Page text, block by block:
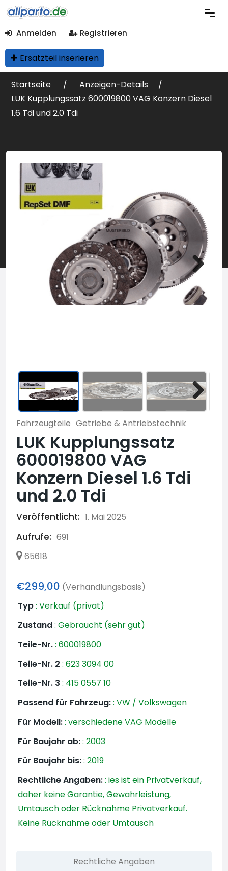
Anmelden Registrieren
Ersatzteil inserieren
Startseite
Anzeigen-Details
LUK Kupplungssatz 600019800 VAG Konzern Diesel
1.6 Tdi und 2.0 Tdi
Fahrzeugteile Getriebe & Antriebstechnik
LUK Kupplungssatz
600019800 VAG
Konzern Diesel 1.6 Tdi
und 2.0 Tdi
Veröffentlicht: 1. Mai 2025
Aufrufe: 691
65618
€299,00 (Verhandlungsbasis)
Typ: Verkauf (privat)
Zustand: Gebraucht (sehr gut)
Teile-Nr.: 600019800
Teile-Nr. 2 : 623 3094 00
Teile-Nr. 3 : 415 0557 10
Passend für Fahrzeug:: VW / Volkswagen
Für Modell:: verschiedene VAG Modelle
Für Baujahr ab:: 2003
Für Baujahr bis:: 2019
Rechtliche Angaben:: ies ist ein Privatverkauf,
daher keine Garantie, Gewährleistung,
Umtausch oder Rücknahme Privatverkauf.
Keine Rücknahme oder Umtausch
Rechtliche Angaben